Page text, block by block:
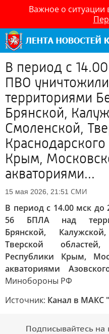
Важное о ситуации
В период с
ПВО
территориями
Брянской,
Смоленской,
Крым,
акваториями...
15 мая 2026, 21:51 СМИ
В период с 14.00 мск
56 БПЛА над
Брянской,
Тверской
Республики Крым,
акваториями
Минобороны РФ
Источник: Канал в МАКС
Подписывайтесь